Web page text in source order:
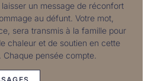
un message de réconfort
au défunt. Votre mot,
sera transmis à la famille pour
chaleur et de soutien en cette
pensée compte.